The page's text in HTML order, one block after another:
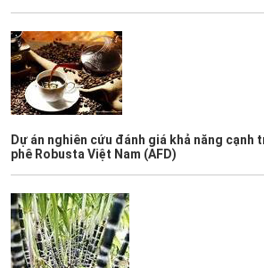
Dự án nghiên cứu đánh giá khả năng cạnh
phê Robusta Việt Nam (AFD)